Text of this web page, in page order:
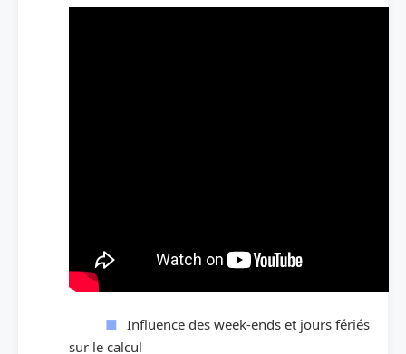
Influence des week-ends et jours fériés
sur le calcul